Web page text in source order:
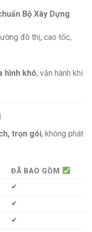
Bộ Xây Dựng.
đô thị, cao tốc,
hình khó, vận hành khi
trọn gói, không phát
ĐÃ BAO GỒM
✔
✔
✔